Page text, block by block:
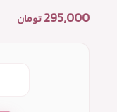
295,000تومان